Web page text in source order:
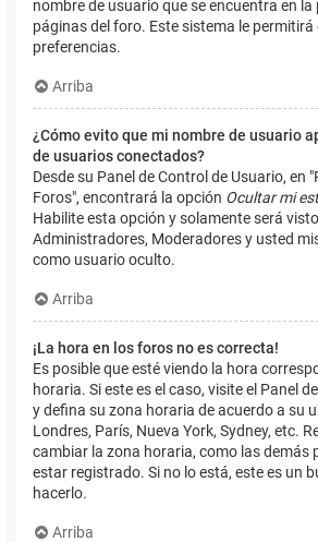
nombre de usuario que se encuentra en
páginas del foro. Este sistema le
preferencias.
Arriba
¿Cómo evito que mi nombre de usuario
de usuarios conectados?
Desde su Panel de Control de Usuario, en
Foros", encontrará la opción Ocultar mi
Habilite esta opción y solamente será
Administradores, Moderadores y usted
como usuario oculto.
Arriba
¡La hora en los foros no es correcta!
Es posible que esté viendo la hora
horaria. Si este es el caso, visite el Panel
y defina su zona horaria de acuerdo a su
Londres, París, Nueva York, Sydney, etc.
cambiar la zona horaria, como las demás
estar registrado. Si no lo está, este es un
hacerlo.
Arriba